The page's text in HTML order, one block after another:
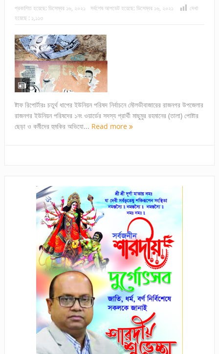
প্রকাশিত হয়েছে: ডিসেম্বর ১৬, ২০২১ সর্বশেষ আপডেট হয়েছে: ডিসেম্বর ১৬, ২০২১
দেখা
হয়েছে : ১,১১৩
ষ্টাফ রিপোর্টারঃ চতুর্থ ধাপের ইউনিয়ন পরিষদ নির্বাচনে মৌলভীবাজারের রাজনগর উপজেলার
রাজনগর ইউনিয়ন পরিষদের ১নং ওয়ার্ডের সদস্য প্রার্থী মাছুমুর রহমানের (তালা) পোষ্টার
ছেড়া ও কর্মীদের হুমকির অভিযো... Read more